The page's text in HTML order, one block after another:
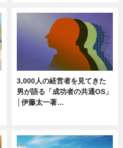
3,000人の経営者を見てきた
男が語る「成功者の共通OS」
│伊藤太一著…